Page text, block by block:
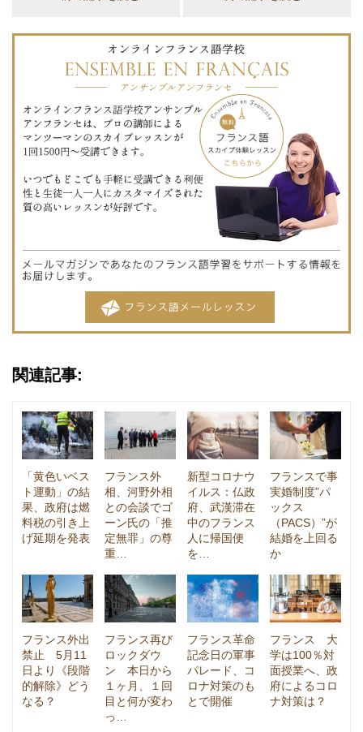
関連記事:
「黄色いベス
ト運動」の結
果、政府は燃
料税の引き上
げ延期を発表
フランス外
相、河野外相
との会談でゴ
ーン氏の「推
定無罪」の尊
重…
新型コロナウ
イルス：仏政
府、武漢滞在
中のフランス
人に帰国便
を…
フランスで事
実婚制度”パ
ックス
（PACS）”が
結婚を上回る
か
フランス外出
禁止 5月11
日より《段階
的解除》どう
なる？
フランス再び
ロックダウ
ン 本日から
１ヶ月、１回
目と何が変わ
っ…
フランス革命
記念日の軍事
パレード、コ
ロナ対策のも
とで開催
フランス 大
学は100％対
面授業へ、政
府によるコロ
ナ対策は？